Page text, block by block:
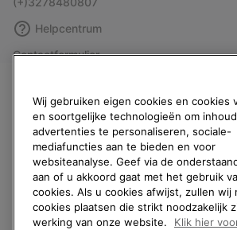
Helpcentrum
Contactformulier
Handleiding schoenverzorging
Retouren
Overeenkomst herroepen
Bestelstatus
Bezorging
Betaling
Wij gebruiken eigen cookies en cookies
en soortgelijke technologieën om
advertenties te personaliseren, sociale-
mediafuncties aan te bieden en voor
websiteanalyse. Geef via de
aan of u akkoord gaat met het gebruik
cookies. Als u cookies afwijst, zullen wij
cookies plaatsen die strikt noodzakelijk
werking van onze website.
Klik hier